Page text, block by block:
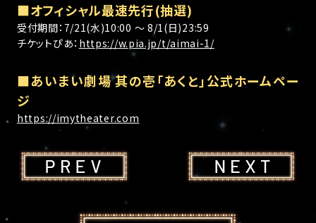
■オフィシャル最速先行(抽選)
受付期間：7/21(水)10:00 〜 8/1(日)23:59
チケットぴあ： https://w.pia.jp/t/aimai-1/
■あいまい劇場 其の壱「あくと」公式ホームペー
ジ
https://imytheater.com